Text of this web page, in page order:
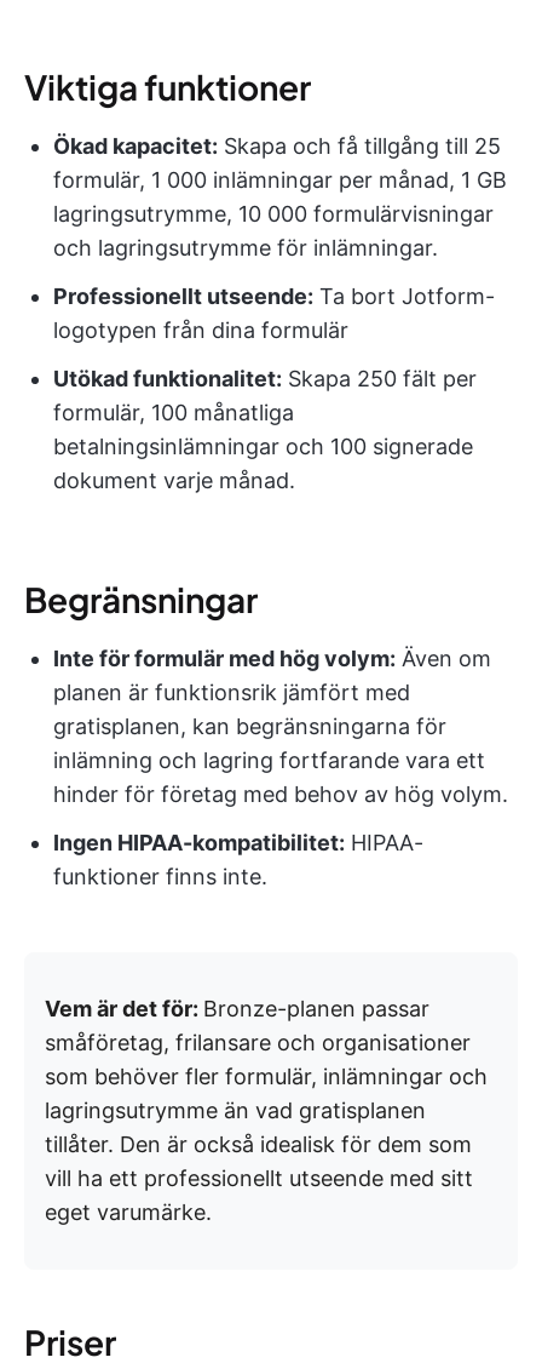
Viktiga funktioner
Ökad kapacitet: Skapa och få tillgång till 25
formulär, 1 000 inlämningar per månad, 1 GB
lagringsutrymme, 10 000 formulärvisningar
och lagringsutrymme för inlämningar.
Professionellt utseende: Ta bort Jotform-
logotypen från dina formulär
Utökad funktionalitet: Skapa 250 fält per
formulär, 100 månatliga
betalningsinlämningar och 100 signerade
dokument varje månad.
Begränsningar
Inte för formulär med hög volym: Även om
planen är funktionsrik jämfört med
gratisplanen, kan begränsningarna för
inlämning och lagring fortfarande vara ett
hinder för företag med behov av hög volym.
Ingen HIPAA-kompatibilitet: HIPAA-
funktioner finns inte.
Vem är det för: Bronze-planen passar
småföretag, frilansare och organisationer
som behöver fler formulär, inlämningar och
lagringsutrymme än vad gratisplanen
tillåter. Den är också idealisk för dem som
vill ha ett professionellt utseende med sitt
eget varumärke.
Priser